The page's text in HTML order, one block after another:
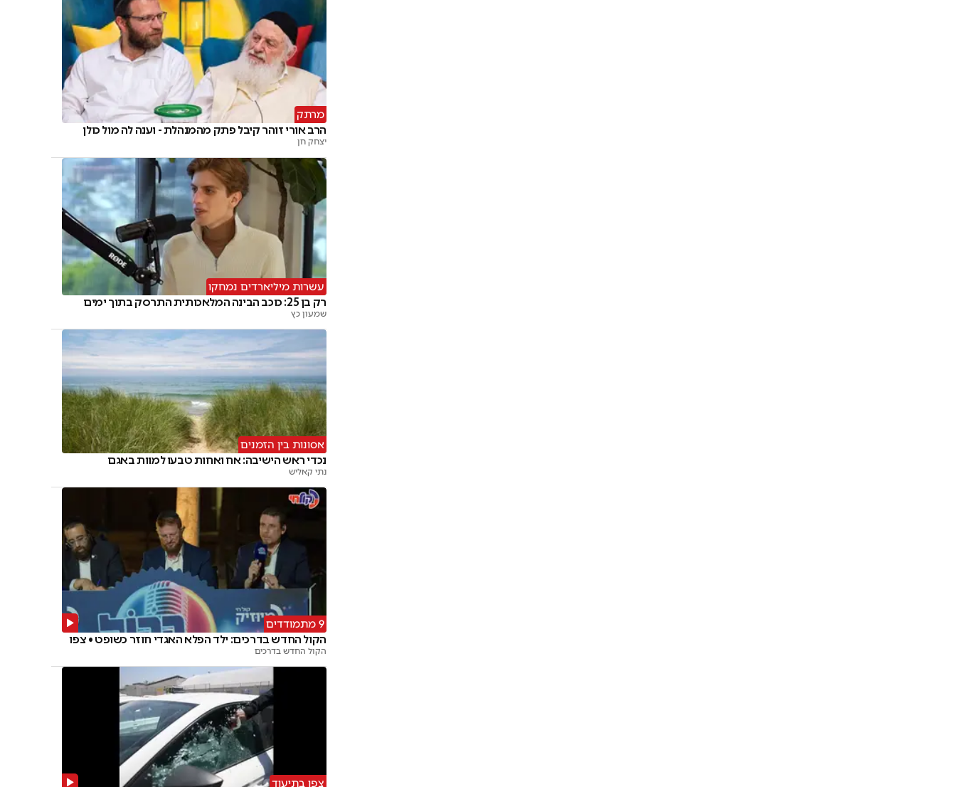
מרתק
הרב אורי זוהר קיבל פתק מהמנהלת - וענה לה מול כולן
יצחק חן
עשרות מיליארדים נמחקו
רק בן 25: כוכב הבינה המלאכותית התרסק בתוך ימים
שמעון כץ
אסונות בין הזמנים
נכדי ראש הישיבה: אח ואחות טבעו למוות באגם
נתי קאליש
9 מתמודדים
הקול החדש בדרכים: ילד הפלא האגדי חוזר כשופט • צפו
הקול החדש בדרכים
צפו בתיעוד